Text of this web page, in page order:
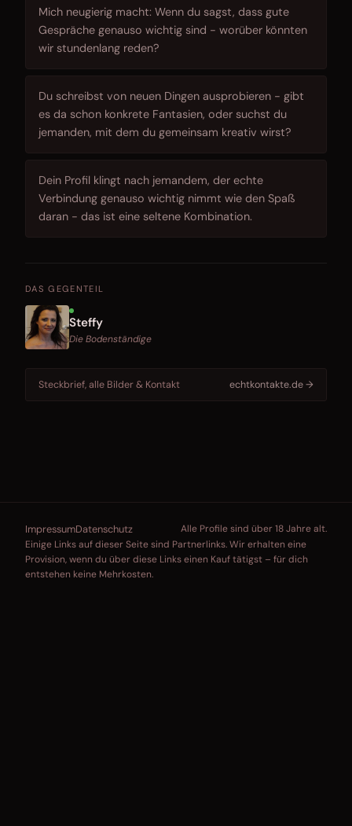
Mich neugierig macht: Wenn du sagst, dass gute
Gespräche genauso wichtig sind - worüber könnten
wir stundenlang reden?
Du schreibst von neuen Dingen ausprobieren - gibt
es da schon konkrete Fantasien, oder suchst du
jemanden, mit dem du gemeinsam kreativ wirst?
Dein Profil klingt nach jemandem, der echte
Verbindung genauso wichtig nimmt wie den Spaß
daran - das ist eine seltene Kombination.
DAS GEGENTEIL
Steffy
Die Bodenständige
Steckbrief, alle Bilder & Kontakt echtkontakte.de →
ImpressumDatenschutz
Alle Profile sind über 18 Jahre alt.
Einige Links auf dieser Seite sind Partnerlinks. Wir erhalten eine
Provision, wenn du über diese Links einen Kauf tätigst – für dich
entstehen keine Mehrkosten.